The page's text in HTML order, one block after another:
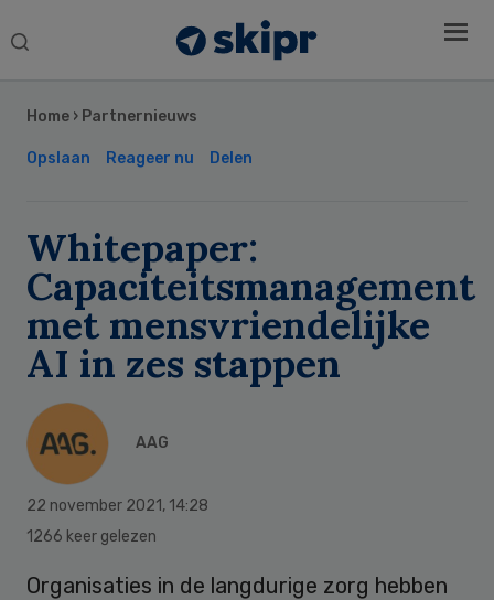
Search
Home › Partnernieuws
Opslaan Reageer nu Delen
Whitepaper:
Capaciteitsmanagement
met mensvriendelijke
AI in zes stappen
AAG
22 november 2021, 14:28
1266 keer gelezen
Organisaties in de langdurige zorg hebben
Sidebar